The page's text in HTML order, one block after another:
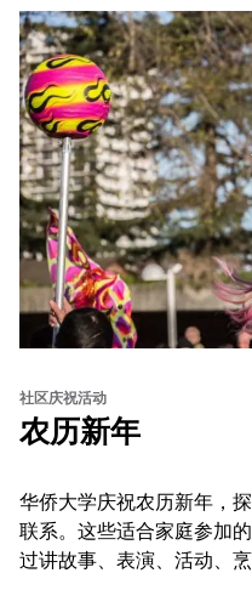
社区庆祝活动
农历新年
华侨大学庆祝农历新年，
联系。这些适合家庭参加
过讲故事、表演、活动、